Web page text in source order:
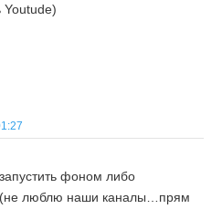
Youtude)
фоном либо
(не люблю наши каналы…прям